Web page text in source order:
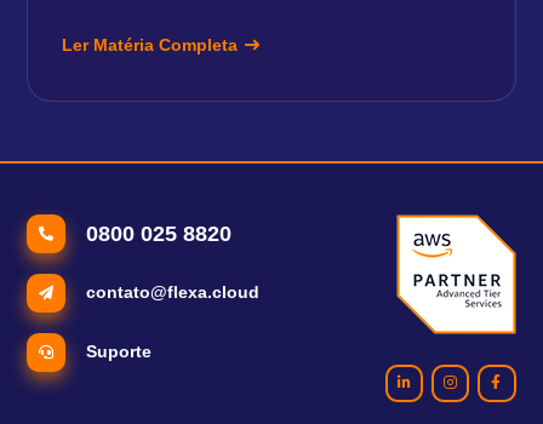
Ler Matéria Completa
0800 025 8820
contato@flexa.cloud
Suporte